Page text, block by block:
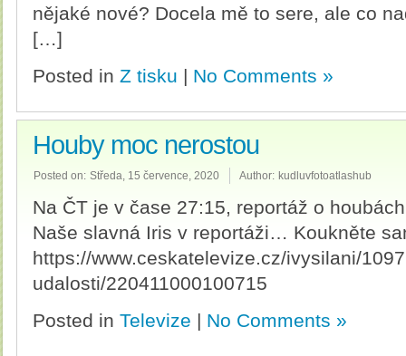
nějaké nové? Docela mě to sere, ale co
[…]
Posted in Z tisku | No Comments »
Houby moc nerostou
Posted on: Středa, 15 července, 2020 Author: kudluvfotoatlashub
Na ČT je v čase 27:15, reportáž o
Naše slavná Iris v reportáži… Koukněte
https://www.ceskatelevize.cz/ivysilani/
udalosti/220411000100715
Posted in Televize | No Comments »